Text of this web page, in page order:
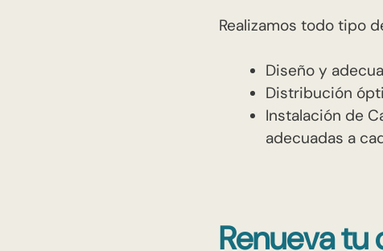
Realizamos todo tipo
Diseño y
Distribución
Instalación de
adecuadas a
Renueva